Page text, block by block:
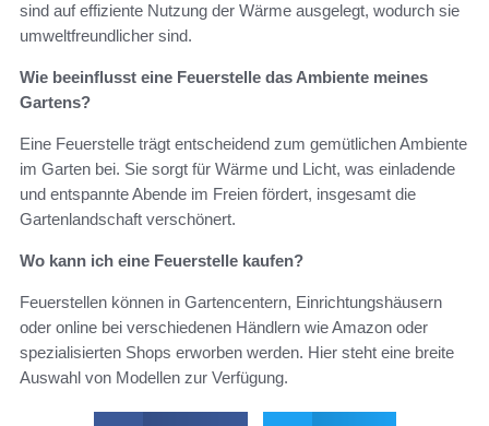
sind auf effiziente Nutzung der Wärme ausgelegt, wodurch sie
umweltfreundlicher sind.
Wie beeinflusst eine Feuerstelle das Ambiente meines
Gartens?
Eine Feuerstelle trägt entscheidend zum gemütlichen Ambiente
im Garten bei. Sie sorgt für Wärme und Licht, was einladende
und entspannte Abende im Freien fördert, insgesamt die
Gartenlandschaft verschönert.
Wo kann ich eine Feuerstelle kaufen?
Feuerstellen können in Gartencentern, Einrichtungshäusern
oder online bei verschiedenen Händlern wie Amazon oder
spezialisierten Shops erworben werden. Hier steht eine breite
Auswahl von Modellen zur Verfügung.